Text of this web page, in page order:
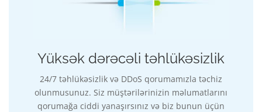
Yüksək dərəcəli təhlükəsizlik
24/7 təhlükəsizlik və DDoS qorumamızla təchiz
olunmusunuz. Siz müştərilərinizin məlumatlarını
qorumağa ciddi yanaşırsınız və biz bunun üçün